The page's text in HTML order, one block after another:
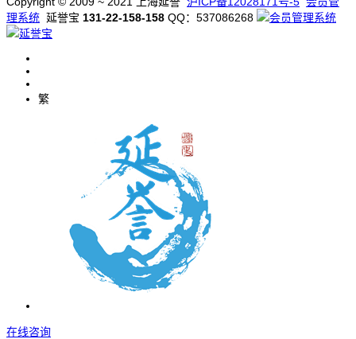
理系统 延誉宝 131-22-158-158 QQ：537086268
繁
在线咨询